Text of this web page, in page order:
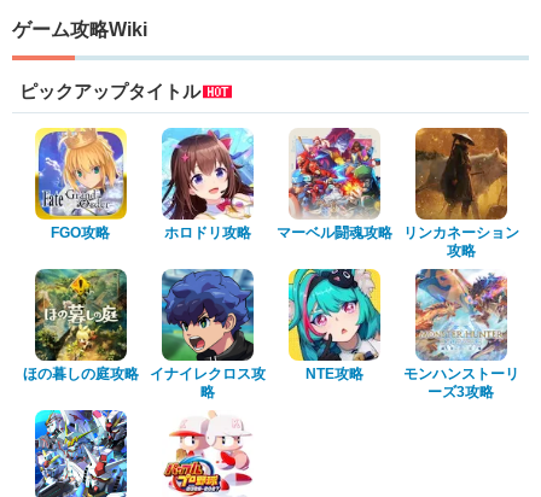
ゲーム攻略Wiki
ピックアップタイトル
FGO攻略 ホロドリ攻略 マーベル闘魂攻略
リンカネーション
攻略
ほの暮しの庭攻略
イナイレクロス攻
略
NTE攻略
モンハンストーリ
ーズ3攻略